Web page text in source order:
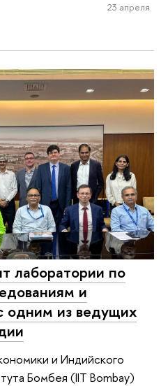
23 апреля
лаборатории по
и
одним из ведущих
и Индийского
Бомбея (IIT Bombay)